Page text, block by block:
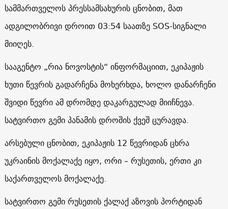
სამმართველოს პრესსამსახურის ცნობით, მათ
ადგილობრივი დროით 03:54 საათზე SOS-სიგნალი
მიიღეს.
სააგენტო „რია ნოვოსტის“ ინფორმაციით, ეკიპაჟის
ხუთი წევრის გადარჩენა მოხერხდა, ხოლო დანარჩენი
შვიდი წევრი ამ დრომდე დაკარგულად მიიჩნევა.
სატვირთო გემი პანამის დროშის ქვეშ ცურავდა.
არსებული ცნობით, ეკიპაჟის 12 წევრიდან ცხრა
უკრაინის მოქალაქე იყო, ორი – რუსეთის, ერთი კი
საქართველოს მოქალაქე.
სატვირთო გემი რუსეთის ქალაქ აზოვის პორტიდან